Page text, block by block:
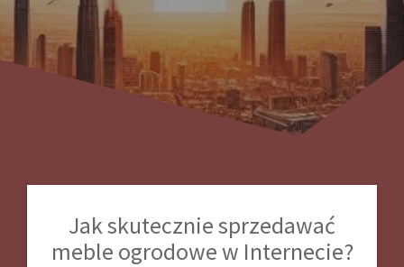
Jak skutecznie sprzedawać
meble ogrodowe w Internecie?